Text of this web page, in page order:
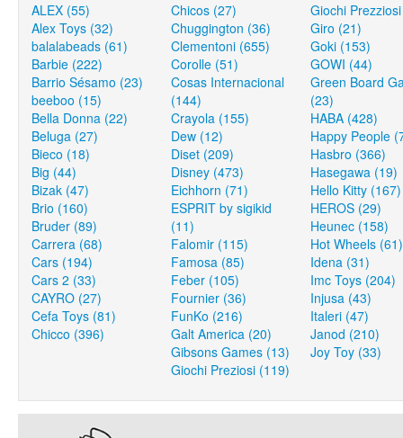
ALEX (55)
Alex Toys (32)
balalabeads (61)
Barbie (222)
Barrio Sésamo (23)
beeboo (15)
Bella Donna (22)
Beluga (27)
Bieco (18)
Big (44)
Bizak (47)
Brio (160)
Bruder (89)
Carrera (68)
Cars (194)
Cars 2 (33)
CAYRO (27)
Cefa Toys (81)
Chicco (396)
Chicos (27)
Chuggington (36)
Clementoni (655)
Corolle (51)
Cosas Internacional
(144)
Crayola (155)
Dew (12)
Diset (209)
Disney (473)
Eichhorn (71)
ESPRIT by sigikid
(11)
Falomir (115)
Famosa (85)
Feber (105)
Fournier (36)
FunKo (216)
Galt America (20)
Gibsons Games (13)
Giochi Preziosi (119)
Giochi
Giro (21)
Goki (153)
GOWI (44)
Green Board
(23)
HABA (428)
Happy People
Hasbro (366)
Hasegawa (19)
Hello Kitty (167)
HEROS (29)
Heunec (158)
Hot Wheels (61)
Idena (31)
Imc Toys (204)
Injusa (43)
Italeri (47)
Janod (210)
Joy Toy (33)